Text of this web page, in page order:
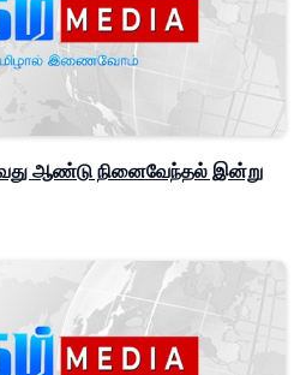
ஆண்டு நினைவேந்தல் இன்று